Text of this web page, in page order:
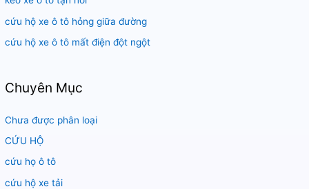
cứu hộ xe ô tô hỏng giữa đường
cứu hộ xe ô tô mất điện đột ngột
Chuyên Mục
Chưa được phân loại
CỨU HỘ
cứu họ ô tô
cứu hộ xe tải